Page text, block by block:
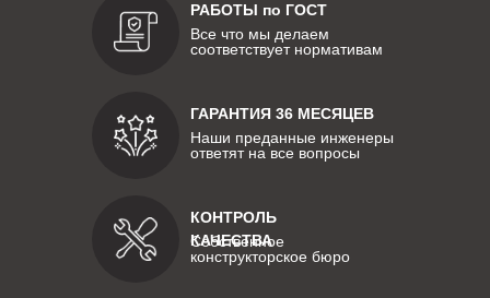
РАБОТЫ по ГОСТ
Все что мы делаем
соответствует нормативам
КОНТРОЛЬ
КАЧЕСТВА
Собственное
конструкторское бюро
ГАРАНТИЯ 36 МЕСЯЦЕВ
Наши преданные инженеры
ответят на все вопросы